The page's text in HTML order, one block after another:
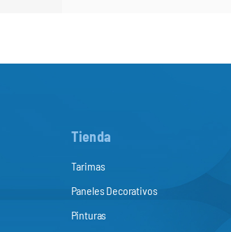
Tienda
Tarimas
Paneles Decorativos
Pinturas